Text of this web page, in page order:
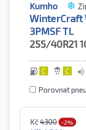
Kumho
WinterCraft
3PMSF TL
255/40R21
C C
Porovnat
Kč4300 -2%